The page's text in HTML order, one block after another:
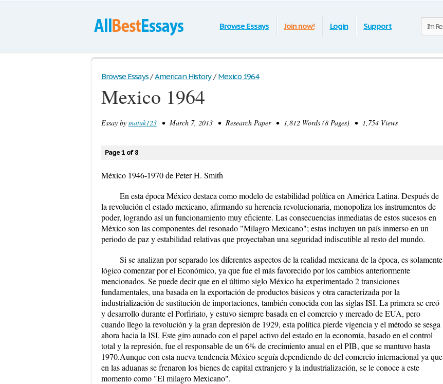
Browse Essays Join now! Login Support
Browse Essays / American History / Mexico 1964
Mexico 1964
Essay by matuk123 • March 7, 2013 • Research Paper • 1,812 Words (8 Pages) • 1,754 Views
Page 1 of 8
México 1946-1970 de Peter H. Smith
En esta época México destaca como modelo de estabilidad política en América Latina. Después de
la revolución el estado mexicano, afirmando su herencia revolucionaria, monopoliza los instrumentos de
poder, logrando así un funcionamiento muy eficiente. Las consecuencias inmediatas de estos sucesos en
México son las componentes del resonado "Milagro Mexicano"; estas incluyen un país inmerso en un
periodo de paz y estabilidad relativas que proyectaban una seguridad indiscutible al resto del mundo.
Si se analizan por separado los diferentes aspectos de la realidad mexicana de la época, es solamente
lógico comenzar por el Económico, ya que fue el más favorecido por los cambios anteriormente
mencionados. Se puede decir que en el último siglo México ha experimentado 2 transiciones
fundamentales, una basada en la exportación de productos básicos y otra caracterizada por la
industrialización de sustitución de importaciones, también conocida con las siglas ISI. La primera se creó
y desarrollo durante el Porfiriato, y estuvo siempre basada en el comercio y mercado de EUA, pero
cuando llego la revolución y la gran depresión de 1929, esta política pierde vigencia y el método se sesga
ahora hacia la ISI. Este giro aunado con el papel activo del estado en la economía, basado en el control
total y la represión, fue el responsable de un 6% de crecimiento anual en el PIB, que se mantuvo hasta
1970.Aunque con esta nueva tendencia México seguía dependiendo de del comercio internacional ya que
en las aduanas se frenaron los bienes de capital extranjero y la industrialización, se le conoce a este
momento como "El milagro Mexicano".